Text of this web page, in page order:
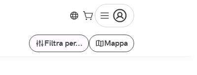
Filtra per... Mappa